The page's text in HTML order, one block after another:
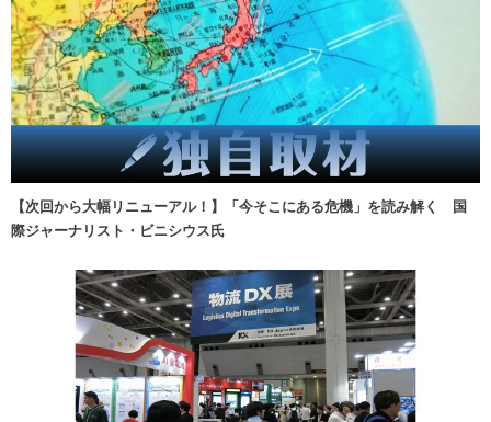
【次回から大幅リニューアル！】「今そこにある危機」を読み解く 国
際ジャーナリスト・ビニシウス氏